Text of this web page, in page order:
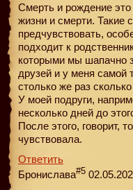
Смерть и рождение
жизни и смерти. Такие
предчувствовать,
подходит к
которыми мы шапачно
друзей и у меня самой
столько же раз
У моей подруги,
несколько дней до
После этого, говорит,
чувствовала.
Ответить
Бронислава#5